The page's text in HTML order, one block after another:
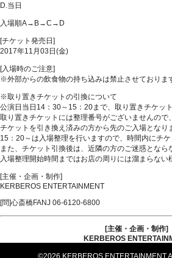
D.当日
入場順A→B→C→D
[チケット発売日]
2017年11月03日(金)
[入場時のご注意]
※外部からの飲食物の持ち込みは禁止させておりま
※取り置きチケットの引換について
公演日当日14：30～15：20まで、取り置きチケッ
取り置きチケットには整理番号がございませんので、
チケットを引き換え済みの方から先のご入場となり
15：20～は入場整理を行いますので、時間内にチケ
また、チケット引換後は、近隣の方のご迷惑となら
入場整理開始時間まではお店の周りには溜まらない
[主催・企画・制作]
KERBEROS ENTERTAINMENT
[問]心斎橋FANJ 06-6120-6800
[主催・企画・制作]
KERBEROS
©2026 KERBEROS ENTERTAINMENT